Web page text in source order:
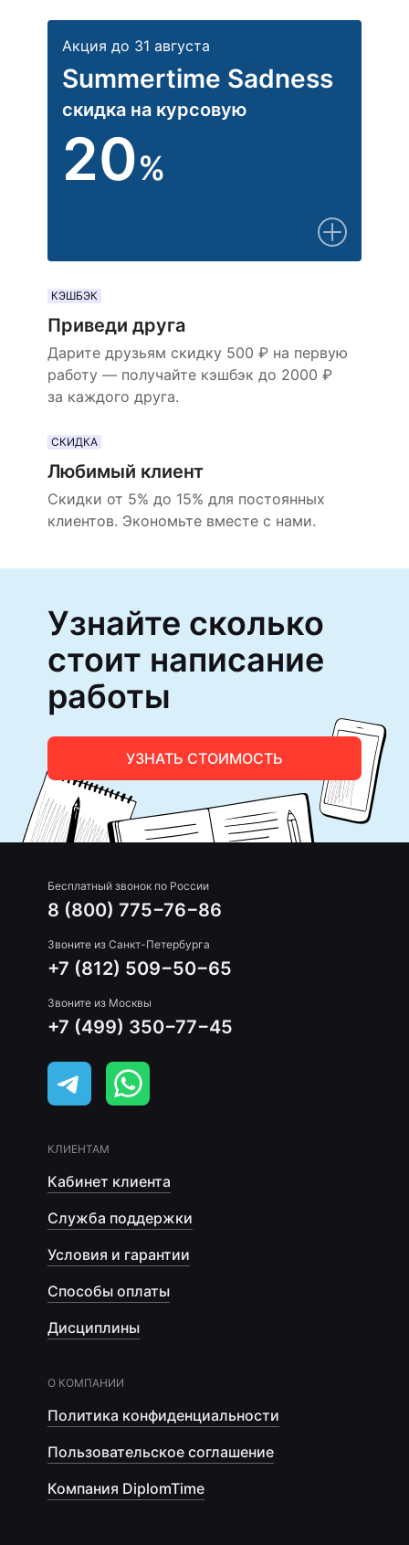
Акция до 31 августа
Summertime Sadness
скидка на курсовую
20%
КЭШБЭК
Приведи друга
Дарите друзьям скидку 500 ₽ на первую
работу — получайте кэшбэк до 2000 ₽
за каждого друга.
СКИДКА
Любимый клиент
Скидки от 5% до 15% для постоянных
клиентов. Экономьте вместе с нами.
Узнайте сколько
стоит написание
работы
УЗНАТЬ СТОИМОСТЬ
Бесплатный звонок по России
8 (800) 775−76−86
Звоните из Санкт-Петербурга
+7 (812) 509−50−65
Звоните из Москвы
+7 (499) 350−77−45
КЛИЕНТАМ
Кабинет клиента
Служба поддержки
Условия и гарантии
Способы оплаты
Дисциплины
О КОМПАНИИ
Политика конфиденциальности
Пользовательское соглашение
Компания DiplomTime